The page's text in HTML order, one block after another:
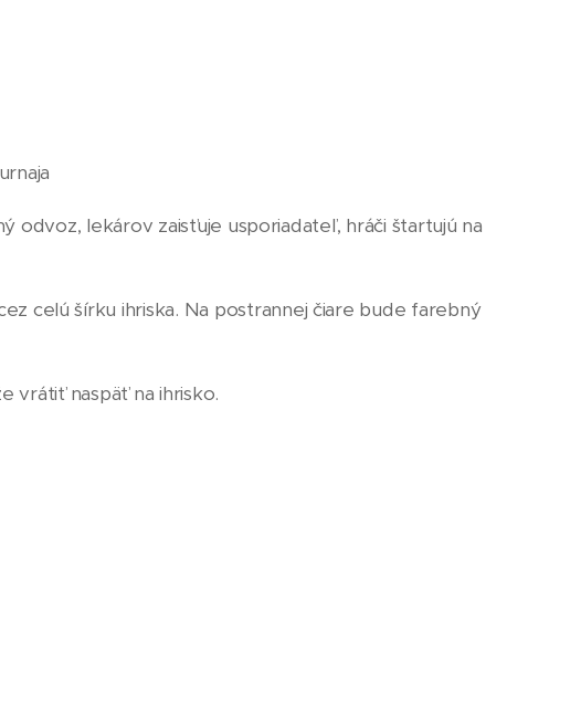
odvoz, lekárov zaisťuje usporiadateľ, hráči štartujú na
celú šírku ihriska. Na postrannej čiare bude farebný
vrátiť naspäť na ihrisko.